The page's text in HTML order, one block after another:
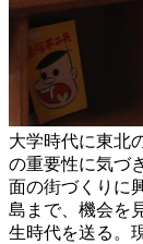
大学時代に東北
の重要性に気づ
面の街づくりに
島まで、機会を
生時代を送る。